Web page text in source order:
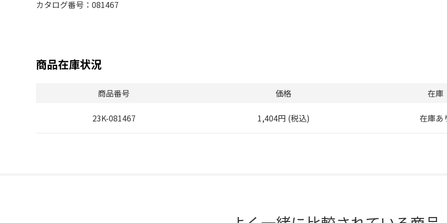
カタログ番号：081467
商品在庫状況
商品番号 価格 在庫
23K-081467 1,404円 (税込) 在庫あ